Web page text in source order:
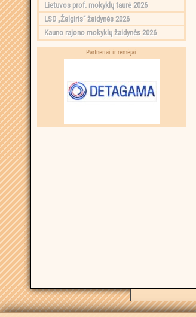
Lietuvos prof. mokyklų taurė 2026
LSD „Žalgiris“ žaidynės 2026
Kauno rajono mokyklų žaidynės 2026
Partneriai ir rėmėjai: